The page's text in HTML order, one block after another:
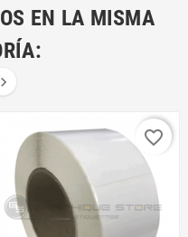
EN LA MISMA

favorite_border